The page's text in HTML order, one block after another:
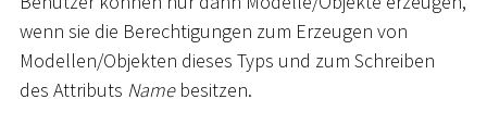
wenn sie die Berechtigungen zum Erzeugen von
Modellen/Objekten dieses Typs und zum Schreiben
des Attributs Namebesitzen.